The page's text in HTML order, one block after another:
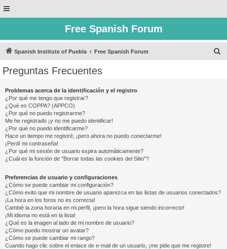
Free Spanish Forum
Spanish Institute of Puebla Free Spanish Forum
Preguntas Frecuentes
Problemas acerca de la identificación y el registro
¿Por qué me tengo que registrar?
¿Qué es COPPA? (APPCO)
¿Por qué no puedo registrarme?
Me he registrado ¡y no me puedo identificar!
¿Por qué no puedo identificarme?
Hace un tiempo me registré, ¡pero ahora no puedo conectarme!
¡Perdí mi contraseña!
¿Por qué mi sesión de usuario expira automáticamente?
¿Cuál es la función de "Borrar todas las cookies del Sitio"?
Preferencias de usuario y configuraciones
¿Cómo se puede cambiar mi configuración?
¿Cómo evito que mi nombre de usuario aparezca en las listas de usuarios conectados?
¡La hora en los foros no es correcta!
Cambié la zona horaria en mi perfil, ¡pero la hora sigue siendo incorrecto!
¡Mi idioma no está en la lista!
¿Qué es la imagen al lado de mi nombre de usuario?
¿Cómo puedo mostrar un avatar?
¿Cómo se puede cambiar mi rango?
Cuando hago clic sobre el enlace de e-mail de un usuario, ¡me pide que me registre!